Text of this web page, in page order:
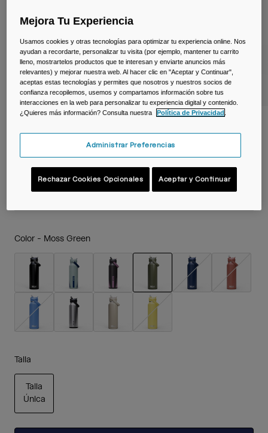
Bolsas Hidratación
Accessorios
Ver todo
acero inoxidable
Color - Moss Green
seleccionado
Talla
Talla
Única
Mejora Tu Experiencia
Usamos cookies y otras tecnologías para optimizar tu experiencia online. Nos
ayudan a recordarte, personalizar tu visita (por ejemplo, mantener tu carrito
lleno, mostrartelos productos que te interesan y enviarte anuncios más
relevantes) y mejorar nuestra web. Al hacer clic en "Aceptar y Continuar",
aceptas estas tecnologías y permites que nosotros y nuestros socios de
confianza recopilemos, usemos y compartamos información sobre tus
interacciones en la web para personalizar tu experiencia digital y contenido.
¿Quieres más información? Consulta nuestra
Política de Privacidad
Administrar Preferencias
Rechazar Cookies Opcionales Aceptar y Continuar